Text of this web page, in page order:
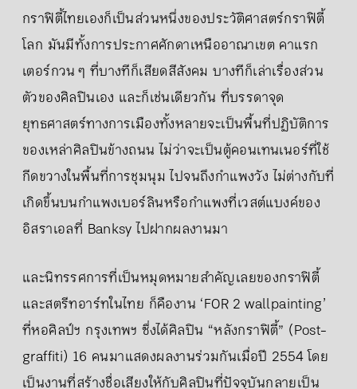
กราฟิตี้ไทยเองก็เป็นส่วนหนึ่งของประวัติศาสตร์กราฟิตี้
โลก มันมีทั้งการประกาศศักดาเหนืออาณาเขต คาแรก
เตอร์กวน ๆ ที่บางทีก็เสียดสีสังคม บางทีก็เล่าเรื่องส่วน
ตัวของศิลปินเอง และก็เช่นเดียวกัน ที่บรรดาจุด
ยุทธศาสตร์ทางการเมืองทั้งหลายจะเป็นพื้นที่ปฏิบัติการ
ของเหล่าศิลปินข้างถนน ไม่ว่าจะเป็นตู้คอนเทนเนอร์ที่ใช้
กีดขวางในพื้นที่การชุมนุม ไปจนถึงกำแพงวัง ไม่ต่างกับที่
เกิดขึ้นบนกำแพงเบอร์ลินหรือกำแพงที่เวสต์แบงค์ของ
อิสราเอลที่ Banksy ไปฝากผลงานมา
และนิทรรศการที่เป็นหมุดหมายสำคัญเลยของกราฟิตี้
และสตรีทอาร์ทในไทย ก็คืองาน ‘FOR 2 wallpainting’
ที่หอศิลป์ฯ กรุงเทพฯ ซึ่งได้ศิลปิน “หลังกราฟิตี้” (Post-
graffiti) 16 คนมาแสดงผลงานร่วมกันเมื่อปี 2554 โดย
เป็นงานที่สร้างชื่อเสียงให้กับศิลปินที่ปัจจุบันกลายเป็น